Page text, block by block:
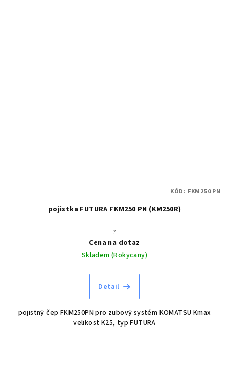
pojistka FUTURA FKM250 PN (KM250R)
--?--
Cena na dotaz
Skladem (Rokycany)
Detail
pojistný čep FKM250PN pro zubový systém KOMATSU Kmax
velikost K25, typ FUTURA
KÓD: FKM250 PN